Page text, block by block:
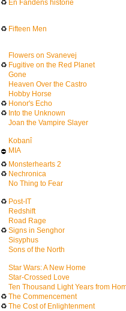
♻ En Fandens historie
♻ Fifteen Men
Flowers on Svanevej
♻ Fugitive on the Red Planet
Gone
Heaven Over the Castro
Hobby Horse
♻ Honor's Echo
♻ Into the Unknown
Joan the Vampire Slayer
Kobanî
⛔ MIA
♻ Monsterhearts 2
♻ Nechronica
No Thing to Fear
♻ Post-IT
Redshift
Road Rage
♻ Signs in Senghor
Sisyphus
Sons of the North
Star Wars: A New Home
Star-Crossed Love
Ten Thousand Light Years from
♻ The Commencement
♻ The Cost of Enlightenment